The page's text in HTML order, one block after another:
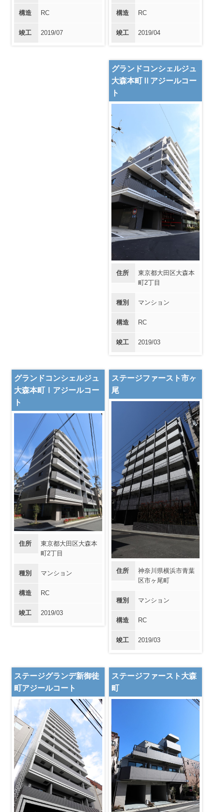
構造 RC
竣工 2019/07
構造 RC
竣工 2019/04
グランドコンシェルジュ
大森本町Ⅱアジールコー
ト
住所
東京都大田区大森本
町2丁目
種別 マンション
構造 RC
竣工 2019/03
グランドコンシェルジュ
大森本町Ⅰアジールコー
ト
住所
東京都大田区大森本
町2丁目
種別 マンション
構造 RC
竣工 2019/03
ステージファースト市ヶ
尾
住所
神奈川県横浜市青葉
区市ヶ尾町
種別 マンション
構造 RC
竣工 2019/03
ステージグランデ新御徒
町アジールコート
ステージファースト大森
町